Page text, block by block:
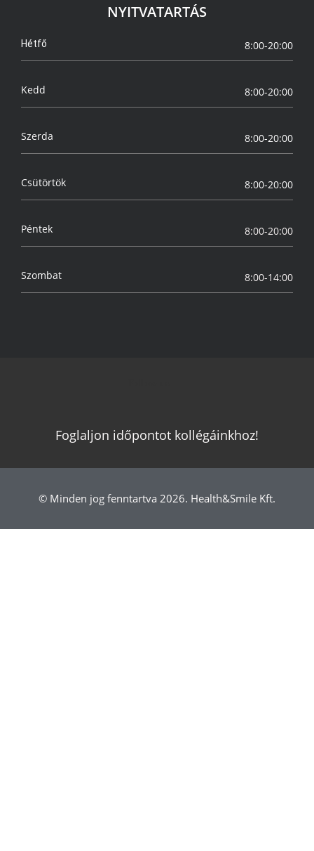
NYITVATARTÁS
Hétfő 8:00-20:00
Kedd 8:00-20:00
Szerda 8:00-20:00
Csütörtök 8:00-20:00
Péntek 8:00-20:00
Szombat 8:00-14:00
Foglaljon időpontot kollégáinkhoz!
© Minden jog fenntartva 2026. Health&Smile Kft.